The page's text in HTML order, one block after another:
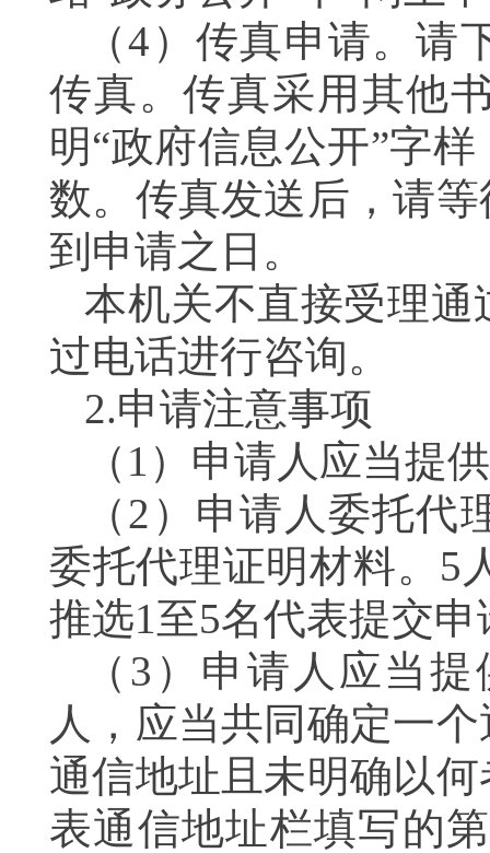
（4）传真申请。请
传真。传真采用其他
明“政府信息公开”字
数。传真发送后，请
到申请之日。
本机关不直接受理
过电话进行咨询。
2.申请注意事项
（1）申请人应当
（2）申请人委托
委托代理证明材料。5
推选1至5名代表提交
（3）申请人应当
人，应当共同确定一
通信地址且未明确以
表通信地址栏填写的